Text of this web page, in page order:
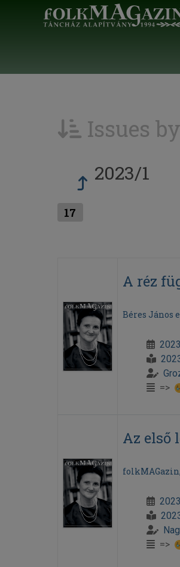
Issues
2023/1
17
A réz
Béres János
2023
=>
Az első
2023
=>